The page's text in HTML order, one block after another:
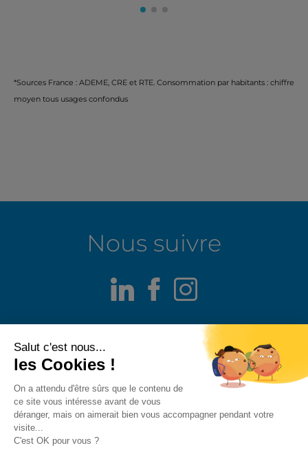
*Sources France : ADEME, CRE et RTE. Consommation par habitants : chiffre
moyen tous usages confondus
Nous suivre
LinkedIn
Facebook
Instagram